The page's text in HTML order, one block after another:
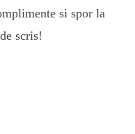
si spor la
scris!